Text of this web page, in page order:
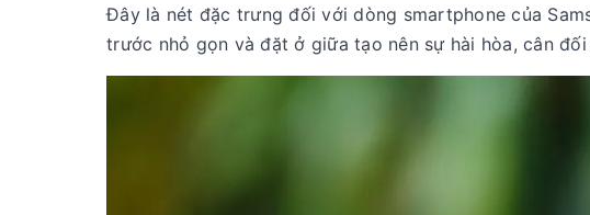
Đây là nét đặc trưng đối với dòng smartphone của
trước nhỏ gọn và đặt ở giữa tạo nên sự hài hòa, cân đối